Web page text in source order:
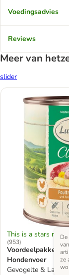
Voedingsadvies
Reviews
Meer van
slider
This is a stars
(953)
Voordeelpakket
Hondenvoer
Gevogelte & Lam
ze